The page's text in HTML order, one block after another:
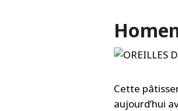
Cette
aujourd’hui